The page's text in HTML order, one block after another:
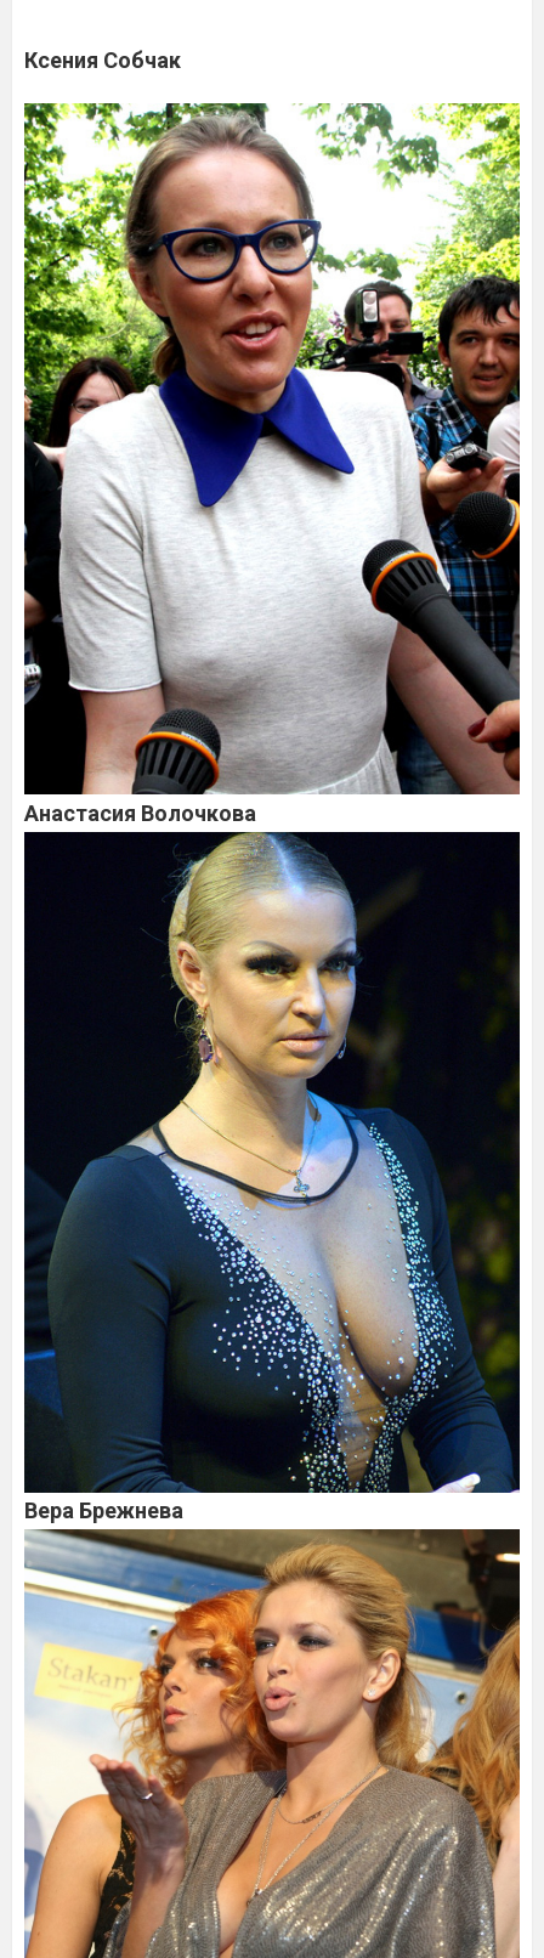
Ксения Собчак
Анастасия Волочкова
Вера Брежнева